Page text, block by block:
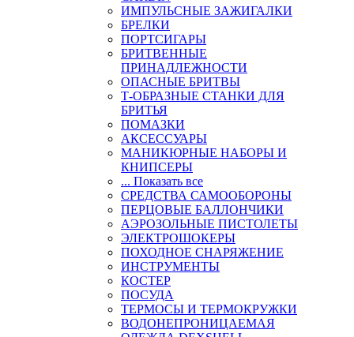
ИМПУЛЬСНЫЕ ЗАЖИГАЛКИ
БРЕЛКИ
ПОРТСИГАРЫ
БРИТВЕННЫЕ
ПРИНАДЛЕЖНОСТИ
ОПАСНЫЕ БРИТВЫ
Т-ОБРАЗНЫЕ СТАНКИ ДЛЯ
БРИТЬЯ
ПОМАЗКИ
АКСЕССУАРЫ
МАНИКЮРНЫЕ НАБОРЫ И
КНИПСЕРЫ
... Показать все
СРЕДСТВА САМООБОРОНЫ
ПЕРЦОВЫЕ БАЛЛОНЧИКИ
АЭРОЗОЛЬНЫЕ ПИСТОЛЕТЫ
ЭЛЕКТРОШОКЕРЫ
ПОХОДНОЕ СНАРЯЖЕНИЕ
ИНСТРУМЕНТЫ
КОСТЕР
ПОСУДА
ТЕРМОСЫ И ТЕРМОКРУЖКИ
ВОДОНЕПРОНИЦАЕМАЯ